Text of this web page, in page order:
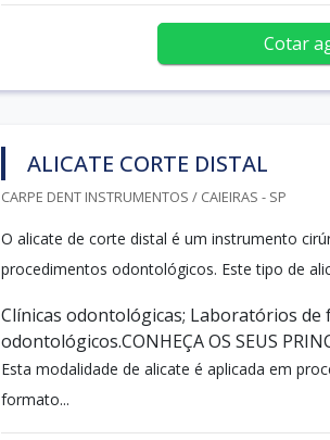
Cotar
ALICATE CORTE DISTAL
CARPE DENT INSTRUMENTOS / CAIEIRAS - SP
O alicate de corte distal é um instrumento
procedimentos odontológicos. Este tipo de
Clínicas odontológicas; Laboratórios de
odontológicos.CONHEÇA OS SEUS
Esta modalidade de alicate é aplicada em
formato...